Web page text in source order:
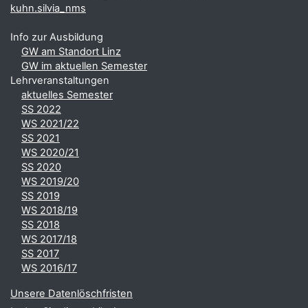
kuhn.silvia_nms
Info zur Ausbildung
GW am Standort Linz
GW im aktuellen Semester
Lehrveranstaltungen
aktuelles Semester
SS 2022
WS 2021/22
SS 2021
WS 2020/21
SS 2020
WS 2019/20
SS 2019
WS 2018/19
SS 2018
WS 2017/18
SS 2017
WS 2016/17
Unsere Datenlöschfristen